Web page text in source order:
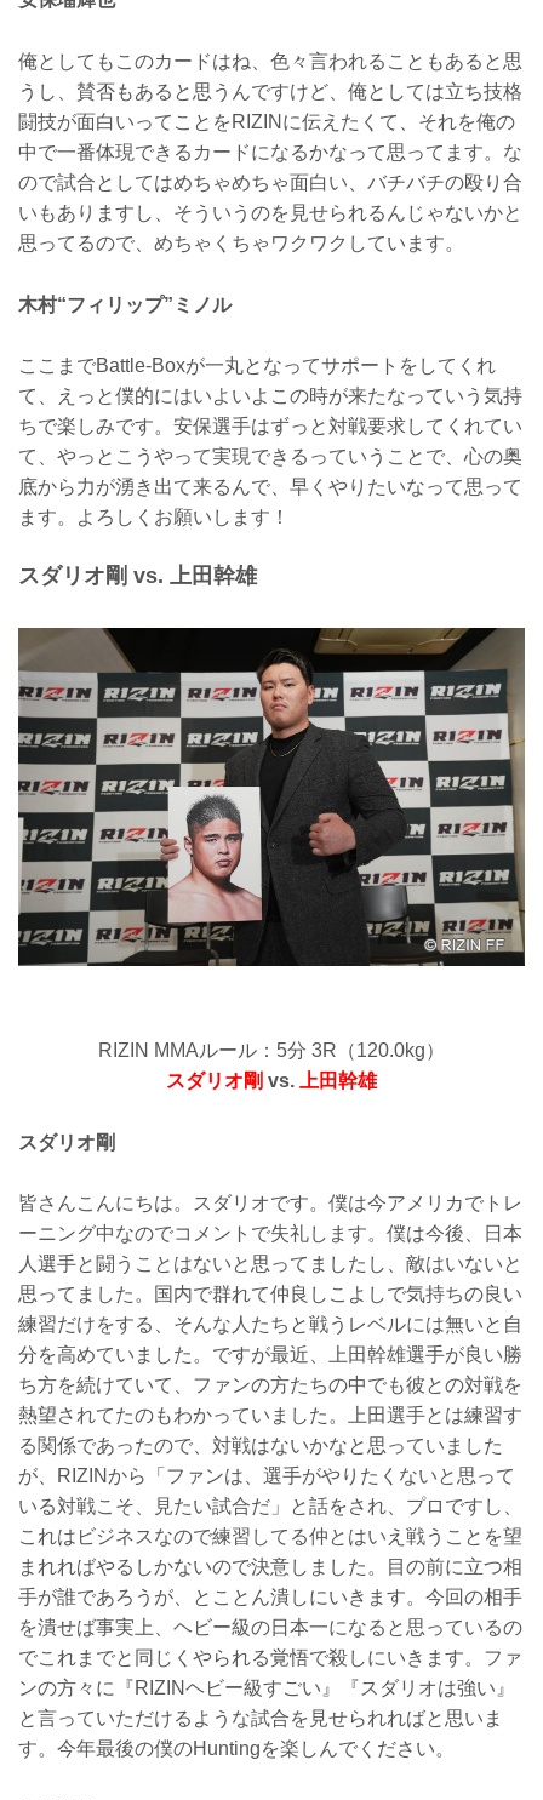
俺としてもこのカードはね、色々言われることもあると思
うし、賛否もあると思うんですけど、俺としては立ち技格
闘技が面白いってことをRIZINに伝えたくて、それを俺の
中で一番体現できるカードになるかなって思ってます。な
ので試合としてはめちゃめちゃ面白い、バチバチの殴り合
いもありますし、そういうのを見せられるんじゃないかと
思ってるので、めちゃくちゃワクワクしています。
木村“フィリップ”ミノル
ここまでBattle-Boxが一丸となってサポートをしてくれ
て、えっと僕的にはいよいよこの時が来たなっていう気持
ちで楽しみです。安保選手はずっと対戦要求してくれてい
て、やっとこうやって実現できるっていうことで、心の奥
底から力が湧き出て来るんで、早くやりたいなって思って
ます。よろしくお願いします！
スダリオ剛 vs. 上田幹雄
RIZIN MMAルール：5分 3R（120.0kg）
スダリオ剛 vs. 上田幹雄
スダリオ剛
皆さんこんにちは。スダリオです。僕は今アメリカでトレ
ーニング中なのでコメントで失礼します。僕は今後、日本
人選手と闘うことはないと思ってましたし、敵はいないと
思ってました。国内で群れて仲良しこよしで気持ちの良い
練習だけをする、そんな人たちと戦うレベルには無いと自
分を高めていました。ですが最近、上田幹雄選手が良い勝
ち方を続けていて、ファンの方たちの中でも彼との対戦を
熱望されてたのもわかっていました。上田選手とは練習す
る関係であったので、対戦はないかなと思っていました
が、RIZINから「ファンは、選手がやりたくないと思って
いる対戦こそ、見たい試合だ」と話をされ、プロですし、
これはビジネスなので練習してる仲とはいえ戦うことを望
まれればやるしかないので決意しました。目の前に立つ相
手が誰であろうが、とことん潰しにいきます。今回の相手
を潰せば事実上、ヘビー級の日本一になると思っているの
でこれまでと同じくやられる覚悟で殺しにいきます。ファ
ンの方々に『RIZINヘビー級すごい』『スダリオは強い』
と言っていただけるような試合を見せられればと思いま
す。今年最後の僕のHuntingを楽しんでください。